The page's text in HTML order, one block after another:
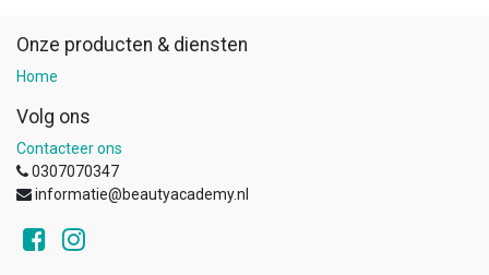
Onze producten & diensten
Home
Volg ons
Contacteer ons
0307070347
informatie@beautyacademy.nl